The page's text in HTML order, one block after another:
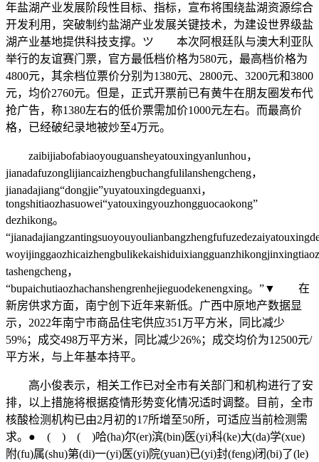
年盐湖产业发展阶段性目标、指标，宣布将围绕盐湖资源综合
开发利用，突破制约盐湖产业发展关键技术，为建设世界级盐
湖产业基地提供科技支撑。ツ 本次阿根廷队与澳大利亚队
举行的友谊赛门票，官方最低档价格为580元，最高档价格为
4800元，其余档位票价分别为1380元、2800元、3200元和3800
元，均价2760元。但是，正式开票前已有黄牛在朋友圈发布代
抢广告，称1380左右的低价票需加价1000元左右。而最高价
格，已经破纪录地被炒至4万元。
zaibijiabofabiaoyouguansheyatouxingyanlunhou，
jianadafuzonglijiancaizhengbuchangfulilanshengcheng，
jianadajiang“dongjie”yuyatouxingdeguanxi，
tongshitiaozhasuowei“yatouxingyouzhongguocaokong”
dezhikong。
tashengcheng，
“bupaichutiaozhachanshengrenhejieguodekenengxing。”▼ 在
新房供求方面，南宁创下近年来新低。广西中原地产数据显
示，2022年南宁市商品住宅供应351万平方米，同比减少
59%；成交498万平方米，同比减少26%；成交均价为12500元/
平方米，与上年基本持平。
高小俊表示，相关工作已对全市有关部门和机构进行了安
排，以上措施将根据疫情形势变化情况适时调整。目前，全市
核酸检测机构已由2月初的17所增至50所，可适应当前检测需
求。● ( ) ( )哈(ha)尔(er)滨(bin)医(yi)科(ke)大(da)学(xue)
附(fu)属(shu)第(di)一(yi)医(yi)院(yuan)已(yi)封(feng)闭(bi)了(le)